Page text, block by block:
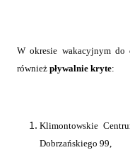
W okresie wakacyjnym do
również pływalnie kryte:
Klimontowskie
Dobrzańskiego 99,